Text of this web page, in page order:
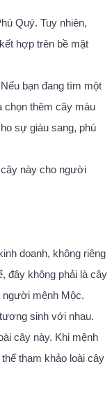
Quý. Tuy nhiên,
hợp trên bề mặt
bạn đang tìm một
chọn thêm cây màu
sự giàu sang, phú
này cho người
doanh, không riêng
đây không phải là cây
mệnh Mộc.
sinh với nhau.
cây này. Khi mệnh
tham khảo loài cây